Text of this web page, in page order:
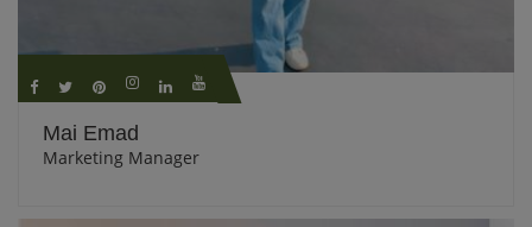
Mai Emad
Marketing Manager